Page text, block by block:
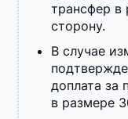
трансфер в
сторону.
В случае
доплата за
в размере